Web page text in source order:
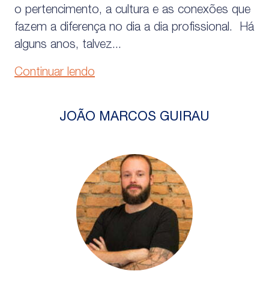
o pertencimento, a cultura e as conexões que
fazem a diferença no dia a dia profissional. Há
alguns anos, talvez...
Continuar lendo
JOÃO MARCOS GUIRAU